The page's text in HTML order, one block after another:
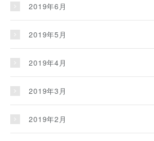
2019年6月
2019年5月
2019年4月
2019年3月
2019年2月